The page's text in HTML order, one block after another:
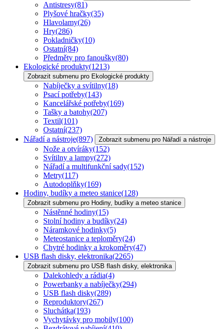
Antistresy(81)
Plyšové hračky(35)
Hlavolamy(26)
Hry(286)
Pokladničky(10)
Ostatní(84)
Předměty pro fanoušky(80)
Ekologické produkty(1213)
Zobrazit submenu pro Ekologické produkty
Nabíječky a svítilny(18)
Psací potřeby(143)
Kancelářské potřeby(169)
Tašky a batohy(207)
Textil(101)
Ostatní(237)
Nářadí a nástroje(897) Zobrazit submenu pro Nářadí a nástroje
Nože a otvíráky(152)
Svítilny a lampy(272)
Nářadí a multifunkční sady(152)
Metry(117)
Autodoplňky(169)
Hodiny, budíky a meteo stanice(128)
Zobrazit submenu pro Hodiny, budíky a meteo stanice
Nástěnné hodiny(15)
Stolní hodiny a budíky(24)
Náramkové hodinky(5)
Meteostanice a teploměry(24)
Chytré hodinky a krokoměry(47)
USB flash disky, elektronika(2265)
Zobrazit submenu pro USB flash disky, elektronika
Dalekohledy a rádia(4)
Powerbanky a nabíječky(294)
USB flash disky(289)
Reproduktory(267)
Sluchátka(193)
Vychytávky pro mobily(100)